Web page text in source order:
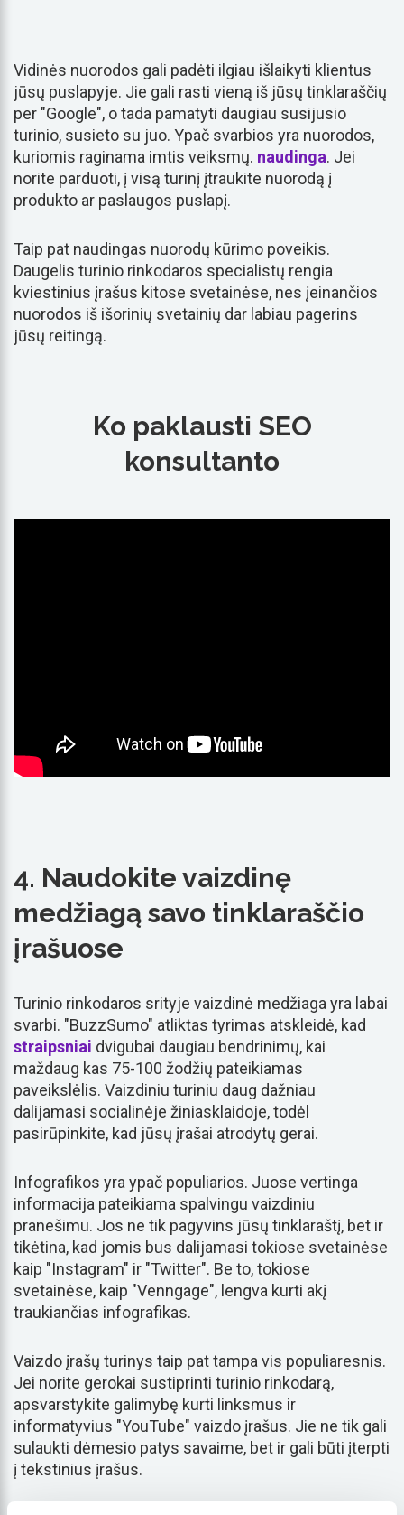
Vidinės nuorodos gali padėti ilgiau išlaikyti klientus
jūsų puslapyje. Jie gali rasti vieną iš jūsų tinklaraščių
per "Google", o tada pamatyti daugiau susijusio
turinio, susieto su juo. Ypač svarbios yra nuorodos,
kuriomis raginama imtis veiksmų. naudinga. Jei
norite parduoti, į visą turinį įtraukite nuorodą į
produkto ar paslaugos puslapį.
Taip pat naudingas nuorodų kūrimo poveikis.
Daugelis turinio rinkodaros specialistų rengia
kviestinius įrašus kitose svetainėse, nes įeinančios
nuorodos iš išorinių svetainių dar labiau pagerins
jūsų reitingą.
Ko paklausti SEO
konsultanto
4. Naudokite vaizdinę
medžiagą savo tinklaraščio
įrašuose
Turinio rinkodaros srityje vaizdinė medžiaga yra labai
svarbi. "BuzzSumo" atliktas tyrimas atskleidė, kad
straipsniai dvigubai daugiau bendrinimų, kai
maždaug kas 75-100 žodžių pateikiamas
paveikslėlis. Vaizdiniu turiniu daug dažniau
dalijamasi socialinėje žiniasklaidoje, todėl
pasirūpinkite, kad jūsų įrašai atrodytų gerai.
Infografikos yra ypač populiarios. Juose vertinga
informacija pateikiama spalvingu vaizdiniu
pranešimu. Jos ne tik pagyvins jūsų tinklaraštį, bet ir
tikėtina, kad jomis bus dalijamasi tokiose svetainėse
kaip "Instagram" ir "Twitter". Be to, tokiose
svetainėse, kaip "Venngage", lengva kurti akį
traukiančias infografikas.
Vaizdo įrašų turinys taip pat tampa vis populiaresnis.
Jei norite gerokai sustiprinti turinio rinkodarą,
apsvarstykite galimybę kurti linksmus ir
informatyvius "YouTube" vaizdo įrašus. Jie ne tik gali
sulaukti dėmesio patys savaime, bet ir gali būti įterpti
į tekstinius įrašus.